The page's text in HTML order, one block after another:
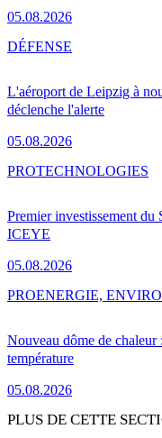
05.08.2026
L'aéroport de Leipzig à
déclenche l'alerte
05.08.2026
DÉFENSE
Premier investissement du
ICEYE
05.08.2026
PROTECHNOLOGIES
Nouveau dôme de
température
05.08.2026
PROENERGIE,
PLUS DE CETTE